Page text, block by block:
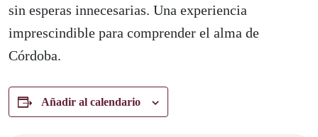
sin esperas innecesarias. Una experiencia
imprescindible para comprender el alma de
Córdoba.
Añadir al calendario